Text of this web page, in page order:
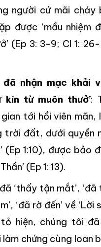
người cứ mãi cháy
được ‘mầu nhiệm
(Ep 3: 3-9; Cl 1:
nhận mạc khải
kín từ muôn thưở’:
gian tới hồi viên mãn,
trời đất, dưới quyền
(Ep 1:10), được bảo
(Ep 1: 13).
đã ‘thấy tận mắt’, ‘đã
‘đã rờ đến’ về ‘Lời
hiện, chúng tôi
chứng cùng loan